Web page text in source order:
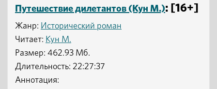
Путешествие дилетантов (Кун М.): [16+]
Жанр: Исторический роман
Читает: Кун М.
Размер: 462.93 Мб.
Длительность: 22:27:37
Аннотация: